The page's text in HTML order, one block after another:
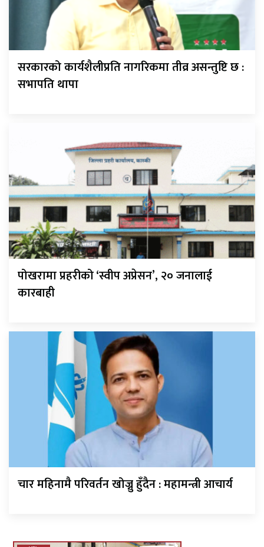
सरकारको कार्यशैलीप्रति नागरिकमा तीव्र असन्तुष्टि छ :
सभापति थापा
पोखरामा प्रहरीको ‘स्वीप अप्रेसन’, २० जनालाई
कारबाही
चार महिनामै परिवर्तन खोज्नु हुँदैन : महामन्त्री आचार्य